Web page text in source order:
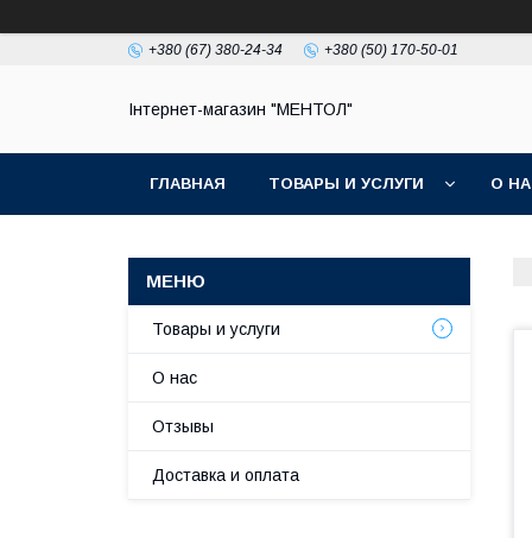
+380 (67) 380-24-34 +380 (50) 170-50-01
Інтернет-магазин "МЕНТОЛ"
ГЛАВНАЯ ТОВАРЫ И УСЛУГИ О
Товары и услуги
О нас
Отзывы
Доставка и оплата